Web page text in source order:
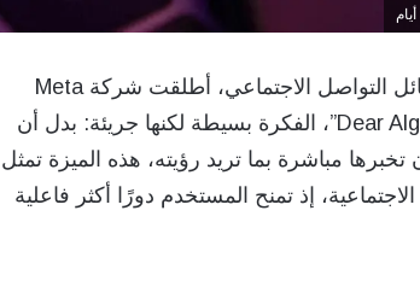
في خطوة لافتة لتعزيز تخصيص المحتوى في وسائل التواصل الاجتماعي، أطلقت شركة Meta
ميزة جديدة داخل تطبيق Threads تحمل اسم “Dear Algo”، الفكرة بسيطة لكنها جريئة: بدل أن
مباشرة بما تريد رؤيته، هذه الميزة تمثل
إذ تمنح المستخدم دورًا أكثر فاعلية